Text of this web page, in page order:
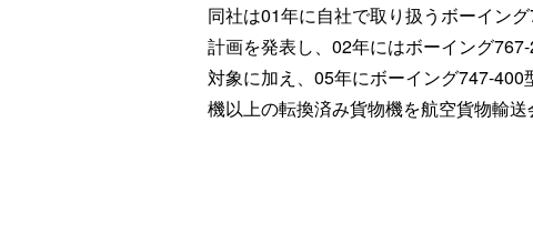
同社は01年に自社で取り扱うボーイン
計画を発表し、02年にはボーイング
対象に加え、05年にボーイング747-
機以上の転換済み貨物機を航空貨物輸送